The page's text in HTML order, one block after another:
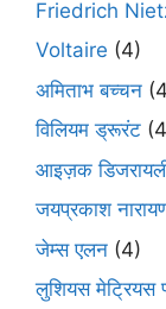
Friedrich
Voltaire (4)
अमिताभ बच्चन
विलियम ड्रूरंट
आइज़क
जयप्रकाश
जेम्स एलन (4)
लुशियस मेट्रियस